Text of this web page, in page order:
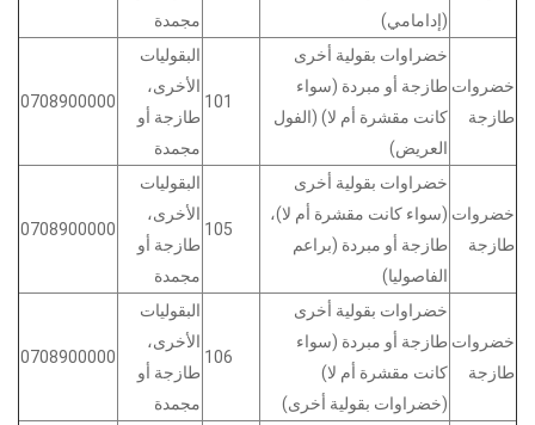
مجمدة
(إدامامي)
0708900000
البقوليات
الأخرى،
طازجة أو
مجمدة
101
خضراوات بقولية أخرى
طازجة أو مبردة (سواء
كانت مقشرة أم لا) (الفول
العريض)
خضروات
طازجة
0708900000
البقوليات
الأخرى،
طازجة أو
مجمدة
105
خضراوات بقولية أخرى
(سواء كانت مقشرة أم لا)،
طازجة أو مبردة (براعم
الفاصوليا)
خضروات
طازجة
0708900000
البقوليات
الأخرى،
طازجة أو
مجمدة
106
خضراوات بقولية أخرى
طازجة أو مبردة (سواء
كانت مقشرة أم لا)
(خضراوات بقولية أخرى)
خضروات
طازجة